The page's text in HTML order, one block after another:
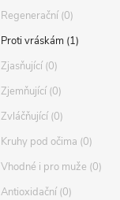
Regenerační 0
Proti vráskám 1
Zjasňující 0
Zjemňující 0
Zvláčňující 0
Kruhy pod očima 0
Vhodné i pro muže 0
Antioxidační 0